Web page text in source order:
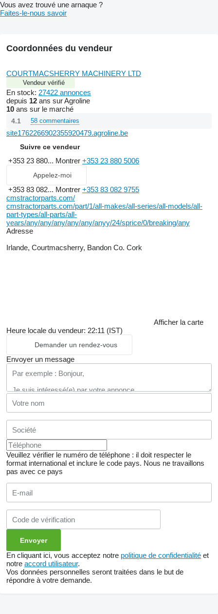
Vous avez trouvé une arnaque ?
Faites-le-nous savoir
Coordonnées du vendeur
COURTMACSHERRY MACHINERY LTD
Vendeur vérifié
En stock: 27422 annonces
depuis 12 ans sur Agroline
10 ans sur le marché
4.1 58 commentaires
site1762266902355920479.agroline.be
Suivre ce vendeur
+353 23 880... Montrer +353 23 880 5006
Appelez-moi
+353 83 082... Montrer +353 83 082 9755
cmstractorparts.com/
cmstractorparts.com/part/1/all-makes/all-series/all-models/all-
part-types/all-parts/all-
years/any/any/any/any/any/anyy/24/sprice/0/breaking/any
Adresse
Irlande, Courtmacsherry, Bandon Co. Cork
Afficher la carte
Heure locale du vendeur: 22:11 (IST)
Demander un rendez-vous
Envoyer un message
Veuillez vérifier le numéro de téléphone : il doit respecter le
format international et inclure le code pays. Nous ne travaillons
pas avec ce pays
En cliquant ici, vous acceptez notre politique de confidentialité et
notre accord utilisateur.
Vos données personnelles seront traitées dans le but de
répondre à votre demande.